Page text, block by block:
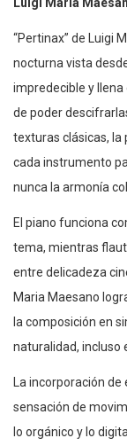
“Pertinax” de Luigi
nocturna vista
impredecible y
de poder
texturas clásicas, la
cada instrumento
nunca la armonía
El piano funciona
tema, mientras
entre delicadeza
Maria Maesano
la composición en
naturalidad, incluso
La incorporación
sensación de
lo orgánico y lo